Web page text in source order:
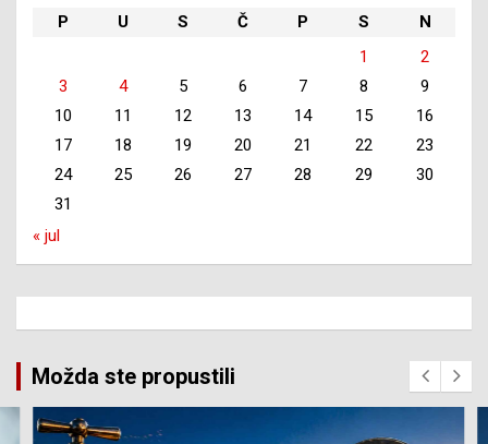
P
U S Č P S
N
1
2
3
4 5 6 7 8
9
10
11 12 13 14 15
16
17
18 19 20 21 22
23
24
25 26 27 28 29
30
31
« jul
Možda ste propustili